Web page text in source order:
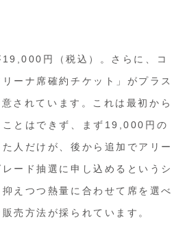
円（税込）。さらに、コ
ーナ席確約チケット」がプラス
されています。これは最初から
とはできず、まず19,000円の
人だけが、後から追加でアリー
ード抽選に申し込めるというシ
えつつ熱量に合わせて席を選べ
売方法が採られています。